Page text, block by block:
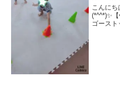
プログ
こんに
(*^^*)✨
ゴース